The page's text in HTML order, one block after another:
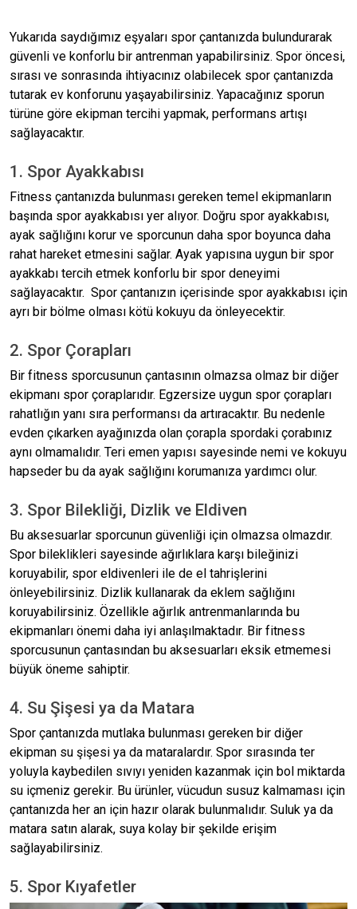
Yukarıda saydığımız eşyaları spor çantanızda bulundurarak
güvenli ve konforlu bir antrenman yapabilirsiniz. Spor öncesi,
sırası ve sonrasında ihtiyacınız olabilecek spor çantanızda
tutarak ev konforunu yaşayabilirsiniz. Yapacağınız sporun
türüne göre ekipman tercihi yapmak, performans artışı
sağlayacaktır.
1. Spor Ayakkabısı
Fitness çantanızda bulunması gereken temel ekipmanların
başında spor ayakkabısı yer alıyor. Doğru spor ayakkabısı,
ayak sağlığını korur ve sporcunun daha spor boyunca daha
rahat hareket etmesini sağlar. Ayak yapısına uygun bir spor
ayakkabı tercih etmek konforlu bir spor deneyimi
sağlayacaktır. Spor çantanızın içerisinde spor ayakkabısı için
ayrı bir bölme olması kötü kokuyu da önleyecektir.
2. Spor Çorapları
Bir fitness sporcusunun çantasının olmazsa olmaz bir diğer
ekipmanı spor çoraplarıdır. Egzersize uygun spor çorapları
rahatlığın yanı sıra performansı da artıracaktır. Bu nedenle
evden çıkarken ayağınızda olan çorapla spordaki çorabınız
aynı olmamalıdır. Teri emen yapısı sayesinde nemi ve kokuyu
hapseder bu da ayak sağlığını korumanıza yardımcı olur.
3. Spor Bilekliği, Dizlik ve Eldiven
Bu aksesuarlar sporcunun güvenliği için olmazsa olmazdır.
Spor bileklikleri sayesinde ağırlıklara karşı bileğinizi
koruyabilir, spor eldivenleri ile de el tahrişlerini
önleyebilirsiniz. Dizlik kullanarak da eklem sağlığını
koruyabilirsiniz. Özellikle ağırlık antrenmanlarında bu
ekipmanları önemi daha iyi anlaşılmaktadır. Bir fitness
sporcusunun çantasından bu aksesuarları eksik etmemesi
büyük öneme sahiptir.
4. Su Şişesi ya da Matara
Spor çantanızda mutlaka bulunması gereken bir diğer
ekipman su şişesi ya da mataralardır. Spor sırasında ter
yoluyla kaybedilen sıvıyı yeniden kazanmak için bol miktarda
su içmeniz gerekir. Bu ürünler, vücudun susuz kalmaması için
çantanızda her an için hazır olarak bulunmalıdır. Suluk ya da
matara satın alarak, suya kolay bir şekilde erişim
sağlayabilirsiniz.
5. Spor Kıyafetler